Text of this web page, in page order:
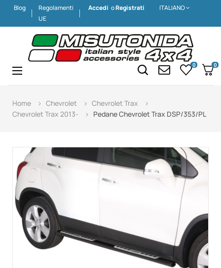
ITALIANO
Blog
Regolamenti
UE
Accedi oRegistrati
Navigazione
☰ 0 0
Home Chevrolet
Chevrolet Trax
Chevrolet Trax 2013-
Pedane Chevrolet Trax DSP/353/PL